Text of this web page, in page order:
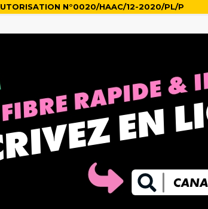
N°0020/HAAC/12-2020/PL/P